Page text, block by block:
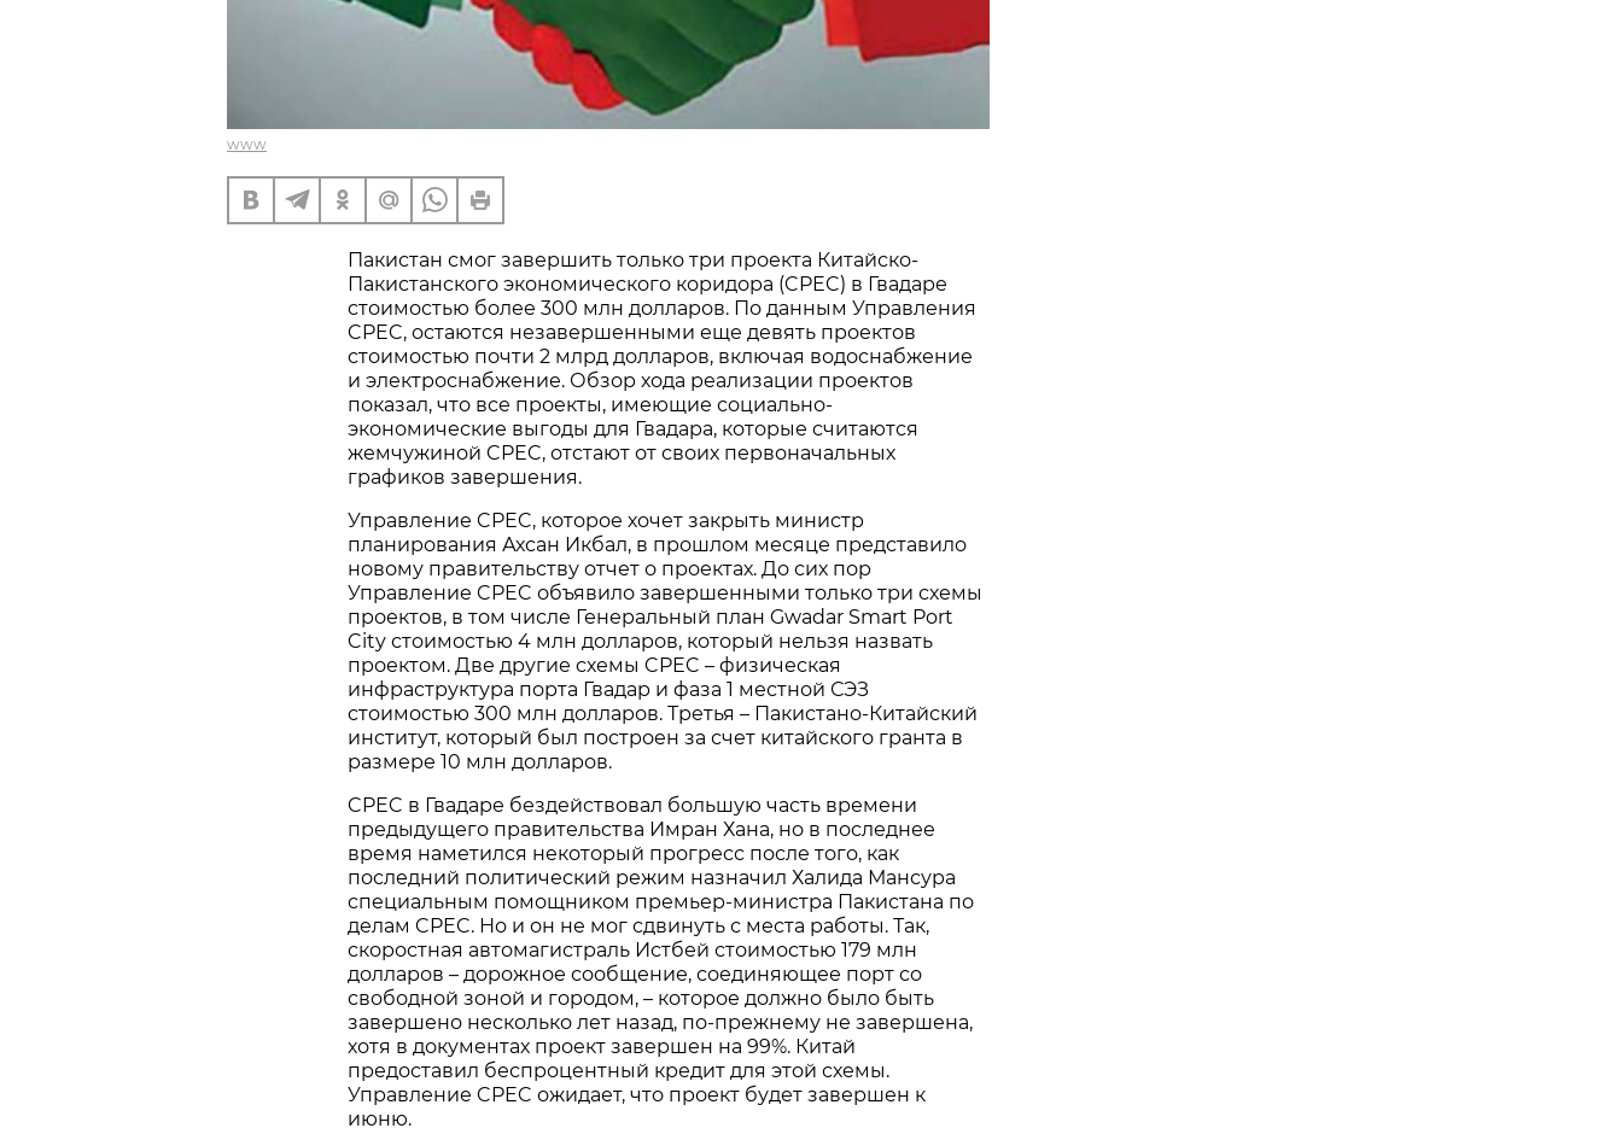
www
Пакистан смог завершить только три проекта Китайско-
Пакистанского экономического коридора (CPEC) в Гвадаре
стоимостью более 300 млн долларов. По данным Управления
CPEC, остаются незавершенными еще девять проектов
стоимостью почти 2 млрд долларов, включая водоснабжение
и электроснабжение. Обзор хода реализации проектов
показал, что все проекты, имеющие социально-
экономические выгоды для Гвадара, которые считаются
жемчужиной CPEC, отстают от своих первоначальных
графиков завершения.
Управление CPEC, которое хочет закрыть министр
планирования Ахсан Икбал, в прошлом месяце представило
новому правительству отчет о проектах. До сих пор
Управление CPEC объявило завершенными только три схемы
проектов, в том числе Генеральный план Gwadar Smart Port
City стоимостью 4 млн долларов, который нельзя назвать
проектом. Две другие схемы CPEC – физическая
инфраструктура порта Гвадар и фаза 1 местной СЭЗ
стоимостью 300 млн долларов. Третья – Пакистано-Китайский
институт, который был построен за счет китайского гранта в
размере 10 млн долларов.
CPEC в Гвадаре бездействовал большую часть времени
предыдущего правительства Имран Хана, но в последнее
время наметился некоторый прогресс после того, как
последний политический режим назначил Халида Мансура
специальным помощником премьер-министра Пакистана по
делам CPEC. Но и он не мог сдвинуть с места работы. Так,
скоростная автомагистраль Истбей стоимостью 179 млн
долларов – дорожное сообщение, соединяющее порт со
свободной зоной и городом, – которое должно было быть
завершено несколько лет назад, по-прежнему не завершена,
хотя в документах проект завершен на 99%. Китай
предоставил беспроцентный кредит для этой схемы.
Управление CPEC ожидает, что проект будет завершен к
июню.